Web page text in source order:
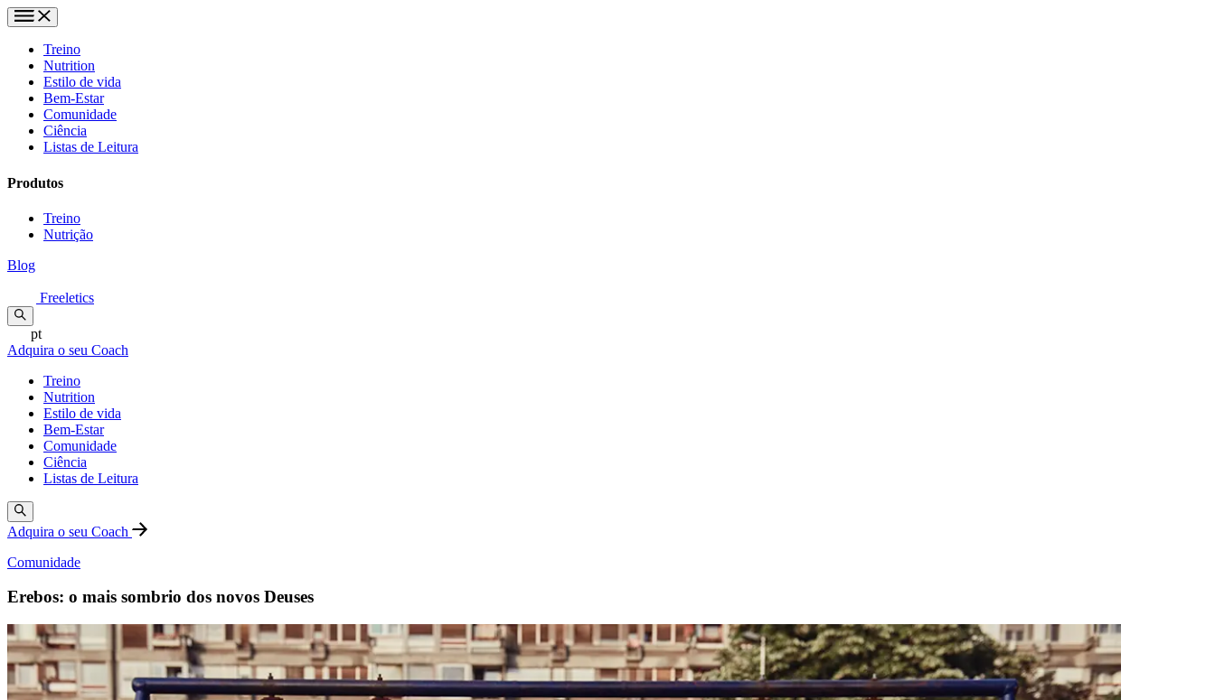
Treino
Nutrition
Estilo de vida
Bem-Estar
Comunidade
Ciência
Listas de Leitura
Produtos
Treino
Nutrição
Blog
Freeletics
pt
Adquira o seu Coach
Treino
Nutrition
Estilo de vida
Bem-Estar
Comunidade
Ciência
Listas de Leitura
Adquira o seu Coach
Comunidade
Erebos: o mais sombrio dos novos Deuses